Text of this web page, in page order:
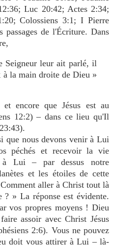
Luc 20:42; Actes 2:34;
Colossiens 3:1; I Pierre
passages de l'Écriture. Dans
Seigneur leur ait parlé, il
à la main droite de Dieu »
encore que Jésus est au
12:2) – dans ce lieu qu'Il
que nous devons venir à Lui
péchés et recevoir la vie
à Lui – par dessus notre
et les étoiles de cette
aller à Christ tout là
? » La réponse est évidente.
vos propres moyens ! Dieu
assoir avec Christ Jésus
2:6). Vous ne pouvez
doit vous attirer à Lui – là-